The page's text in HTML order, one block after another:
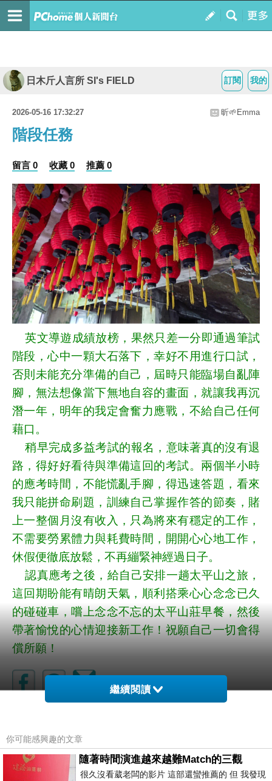
我的
訂閱
日木斤人言所 SI's FIELD
2026-05-16 17:32:27 昕🌱Emma
階段任務
留言 0 收藏 0 推薦 0
英文導遊成績放榜，果然只差一分即通過筆試
階段，心中一顆大石落下，幸好不用進行口試，
否則未能充分準備的自己，屆時只能臨場自亂陣
腳，無法想像當下無地自容的畫面，就讓我再沉
潛一年，明年的我定會奮力應戰，不給自己任何
藉口。
稍早完成多益考試的報名，意味著真的沒有退
路，得好好看待與準備這回的考試。兩個半小時
的應考時間，不能慌亂手腳，得迅速答題，看來
我只能拼命刷題，訓練自己掌握作答的節奏，賭
上一整個月沒有收入，只為將來有穩定的工作，
不需要勞累體力與耗費時間，開開心心地工作，
休假便徹底放鬆，不再繃緊神經過日子。
認真應考之後，給自己安排一趟太平山之旅，
這回期盼能有晴朗天氣，順利搭乘心心念念已久
的碰碰車，嚐上念念不忘的太平山莊早餐，然後
帶著愉悅的心情迎接新工作！祝願自己一切會得
償所願！
繼續閱讀
你可能感興趣的文章
隨著時間演進越來越難Match的三觀
很久沒看葳老闆的影片 這部還蠻推薦的 但 我發現